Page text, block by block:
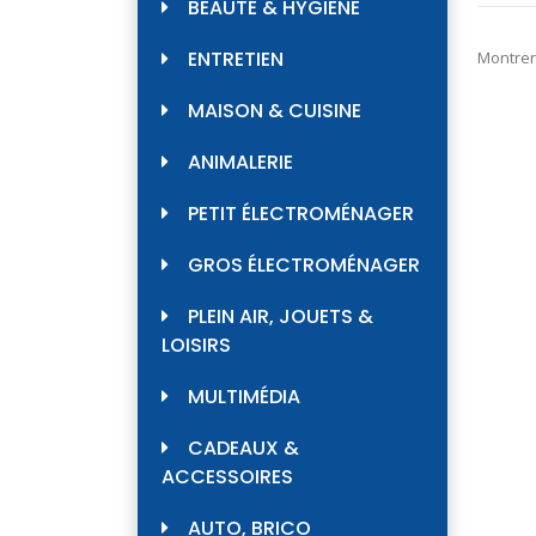
BEAUTÉ & HYGIÈNE
ENTRETIEN
MAISON & CUISINE
ANIMALERIE
PETIT ÉLECTROMÉNAGER
GROS ÉLECTROMÉNAGER
PLEIN AIR, JOUETS &
LOISIRS
MULTIMÉDIA
CADEAUX &
ACCESSOIRES
AUTO, BRICO